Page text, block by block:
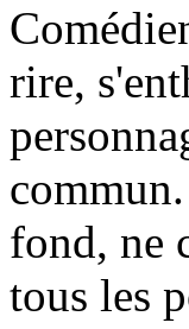
rire,
fond, ne
tous les